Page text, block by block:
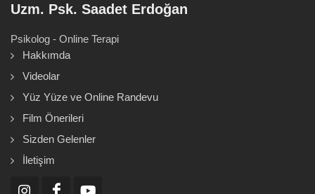
Uzm. Psk. Saadet Erdoğan
Psikolog - Online Terapi
Hakkımda
Videolar
Yüz Yüze ve Online Randevu
Film Önerileri
Sizden Gelenler
İletişim